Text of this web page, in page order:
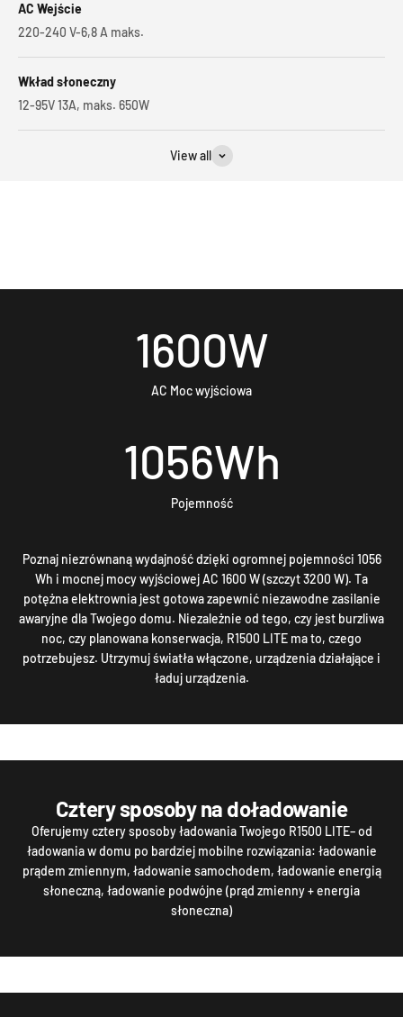
AC Wejście
220-240 V-6,8 A maks.
Wkład słoneczny
12-95V 13A, maks. 650W
View all
1600W
AC Moc wyjściowa
1056Wh
Pojemność
Poznaj niezrównaną wydajność dzięki ogromnej pojemności 1056
Wh i mocnej mocy wyjściowej AC 1600 W (szczyt 3200 W). Ta
potężna elektrownia jest gotowa zapewnić niezawodne zasilanie
awaryjne dla Twojego domu. Niezależnie od tego, czy jest burzliwa
noc, czy planowana konserwacja, R1500 LITE ma to, czego
potrzebujesz. Utrzymuj światła włączone, urządzenia działające i
ładuj urządzenia.
Cztery sposoby na doładowanie
Oferujemy cztery sposoby ładowania Twojego R1500 LITE– od
ładowania w domu po bardziej mobilne rozwiązania: ładowanie
prądem zmiennym, ładowanie samochodem, ładowanie energią
słoneczną, ładowanie podwójne (prąd zmienny + energia
słoneczna)